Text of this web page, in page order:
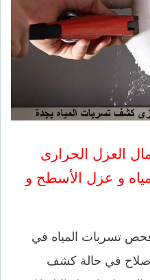
العزل الحرارى
و عزل الأسطح و
تسربات المياه في
في حالة كشف